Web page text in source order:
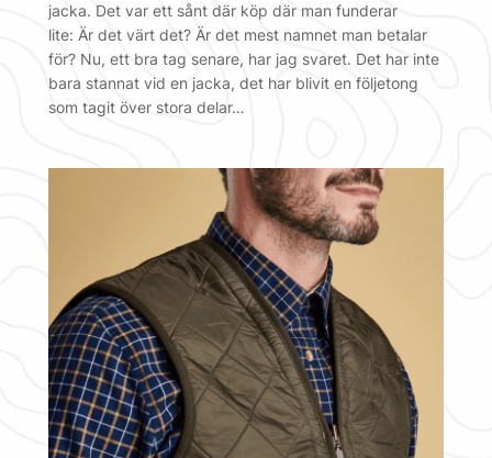
jacka. Det var ett sånt där köp där man funderar
lite: Är det värt det? Är det mest namnet man betalar
för? Nu, ett bra tag senare, har jag svaret. Det har inte
bara stannat vid en jacka, det har blivit en följetong
som tagit över stora delar…